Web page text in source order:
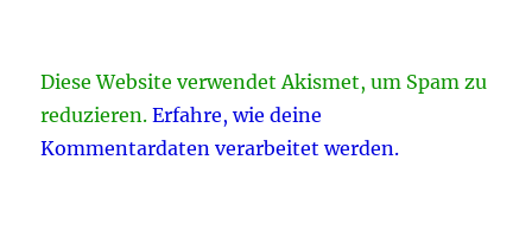
Diese Website verwendet Akismet, um Spam zu
reduzieren.Erfahre, wie deine
Kommentardaten verarbeitet werden.